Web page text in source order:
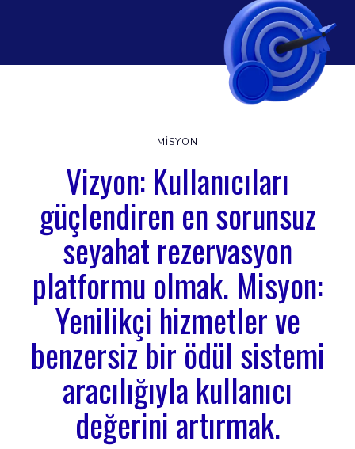
MISYON
Vizyon: Kullanıcıları
güçlendiren en sorunsuz
seyahat rezervasyon
platformu olmak. Misyon:
Yenilikçi hizmetler ve
benzersiz bir ödül sistemi
aracılığıyla kullanıcı
değerini artırmak.